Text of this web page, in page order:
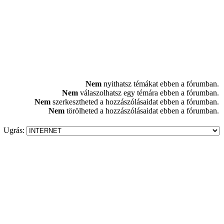
Nem nyithatsz témákat ebben a fórumban.
Nem válaszolhatsz egy témára ebben a fórumban.
Nem szerkesztheted a hozzászólásaidat ebben a fórumban.
Nem törölheted a hozzászólásaidat ebben a fórumban.
Ugrás: